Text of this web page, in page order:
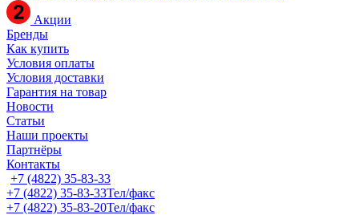
Акции
Бренды
Как купить
Условия оплаты
Условия доставки
Гарантия на товар
Новости
Статьи
Наши проекты
Партнёры
Контакты
+7 (4822) 35-83-33
+7 (4822) 35-83-33Тел/факс
+7 (4822) 35-83-20Тел/факс